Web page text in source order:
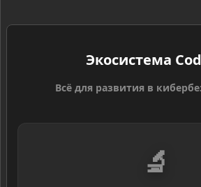
Экосистема
Всё для развития в
🔬